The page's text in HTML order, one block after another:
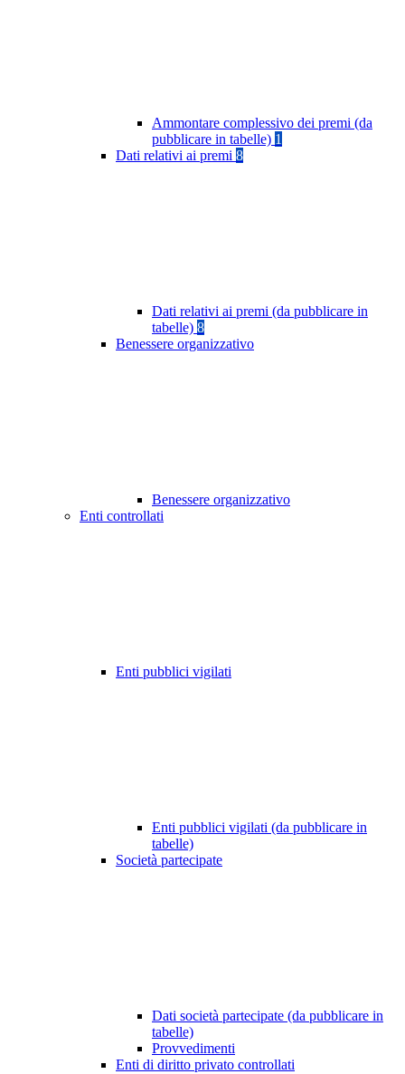
Ammontare complessivo dei premi (da
pubblicare in tabelle) 1
Dati relativi ai premi 8
Dati relativi ai premi (da pubblicare in
tabelle) 8
Benessere organizzativo
Benessere organizzativo
Enti controllati
Enti pubblici vigilati
Enti pubblici vigilati (da pubblicare in
tabelle)
Società partecipate
Dati società partecipate (da pubblicare in
tabelle)
Provvedimenti
Enti di diritto privato controllati